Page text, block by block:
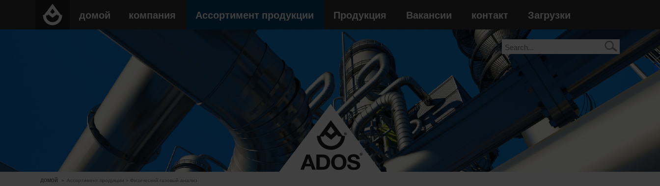
домой компания Ассортимент продукции Продукция Вакансии контакт Загрузки
домой > Ассортимент продукции > Физический газовый анализ